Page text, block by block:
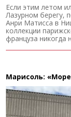
Если этим летом
Лазурном берегу,
Анри Матисса в
коллекции
француза никогда
Марисоль: